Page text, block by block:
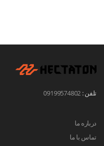
تلفن : 09199574802
درباره ما
تماس با ما